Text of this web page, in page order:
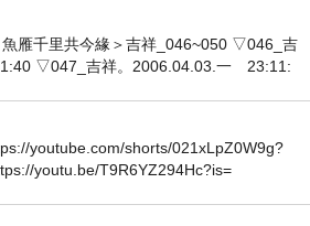
雁千里共今緣＞吉祥_046~050 ▽046_吉
▽047_吉祥。2006.04.03.一 23:11:
youtube.com/shorts/021xLpZ0W9g?
youtu.be/T9R6YZ294Hc?is=